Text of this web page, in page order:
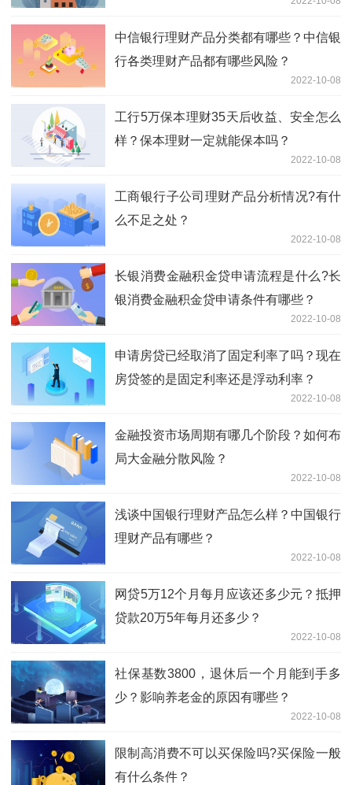
中信银行理财产品分类都有哪些？中信银
行各类理财产品都有哪些风险？
2022-10-08
工行5万保本理财35天后收益、安全怎么
样？保本理财一定就能保本吗？
2022-10-08
工商银行子公司理财产品分析情况?有什
么不足之处？
2022-10-08
长银消费金融积金贷申请流程是什么?长
银消费金融积金贷申请条件有哪些？
2022-10-08
申请房贷已经取消了固定利率了吗？现在
房贷签的是固定利率还是浮动利率？
2022-10-08
金融投资市场周期有哪几个阶段？如何布
局大金融分散风险？
2022-10-08
浅谈中国银行理财产品怎么样？中国银行
理财产品有哪些？
2022-10-08
网贷5万12个月每月应该还多少元？抵押
贷款20万5年每月还多少？
2022-10-08
社保基数3800，退休后一个月能到手多
少？影响养老金的原因有哪些？
2022-10-08
限制高消费不可以买保险吗?买保险一般
有什么条件？